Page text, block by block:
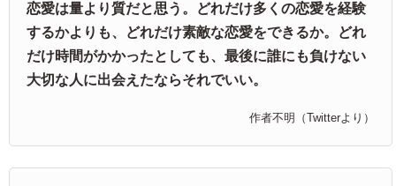
恋愛は量より質だと思う。どれだけ多くの恋愛を経験
するかよりも、どれだけ素敵な恋愛をできるか。どれ
だけ時間がかかったとしても、最後に誰にも負けない
大切な人に出会えたならそれでいい。
作者不明（Twitterより）